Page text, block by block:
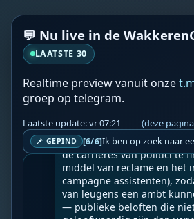
💬 Nu live in de
LAATSTE 30
Realtime preview vanuit onze
groep op telegram.
Laatste update: vr 07:21 (deze
📌 GEPIND [6/6]
r het publiek te beheersen.
Geupload door:
Wereldwijde ‘Staatsgreep’
03-2020 zichtbare dictatuur.
Een miljardair bezit
dollar, en dat is veel meer
de carrières van politici te
middel van reclame en het
campagne assistenten),
van leugens een ambt
— publieke beloften die